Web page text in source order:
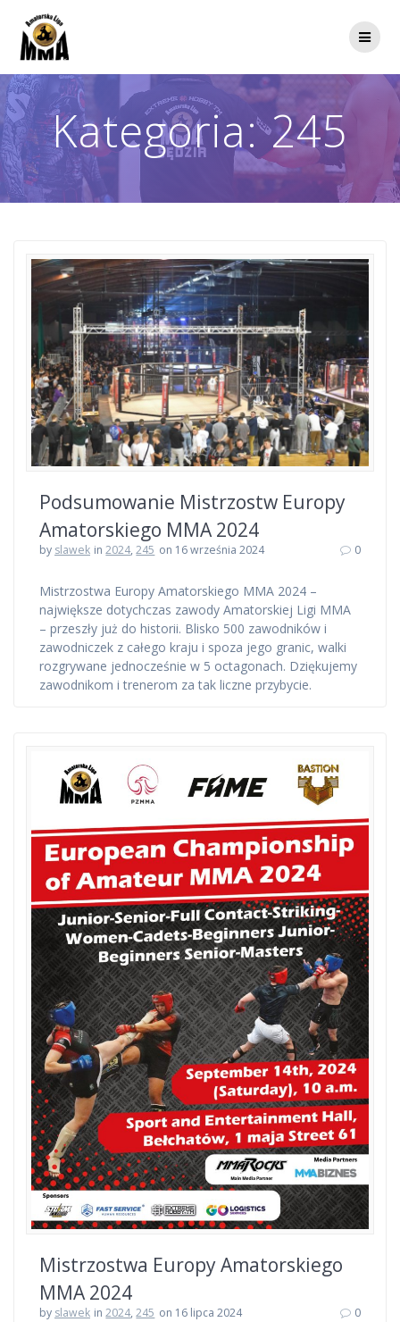
Kategoria:245
Podsumowanie Mistrzostw Europy
Amatorskiego MMA 2024
by slawek in2024,245 on 16 września 2024 0
Mistrzostwa Europy Amatorskiego MMA 2024 –
największe dotychczas zawody Amatorskiej Ligi MMA
– przeszły już do historii. Blisko 500 zawodników i
zawodniczek z całego kraju i spoza jego granic, walki
rozgrywane jednocześnie w 5 octagonach. Dziękujemy
zawodnikom i trenerom za tak liczne przybycie.
Mistrzostwa Europy Amatorskiego
MMA 2024
by slawek in2024,245 on 16 lipca 2024 0